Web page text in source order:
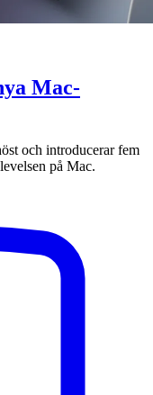
Mac-
och introducerar fem
på Mac.